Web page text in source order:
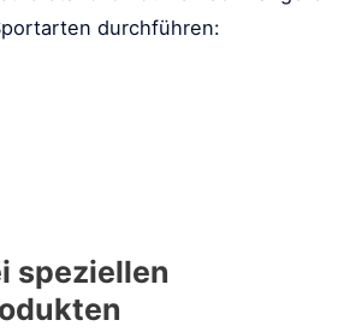
durchführen:
speziellen